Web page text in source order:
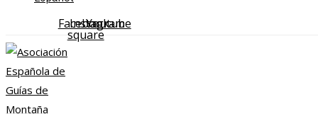
Facebook-
square
Instagram
Youtube